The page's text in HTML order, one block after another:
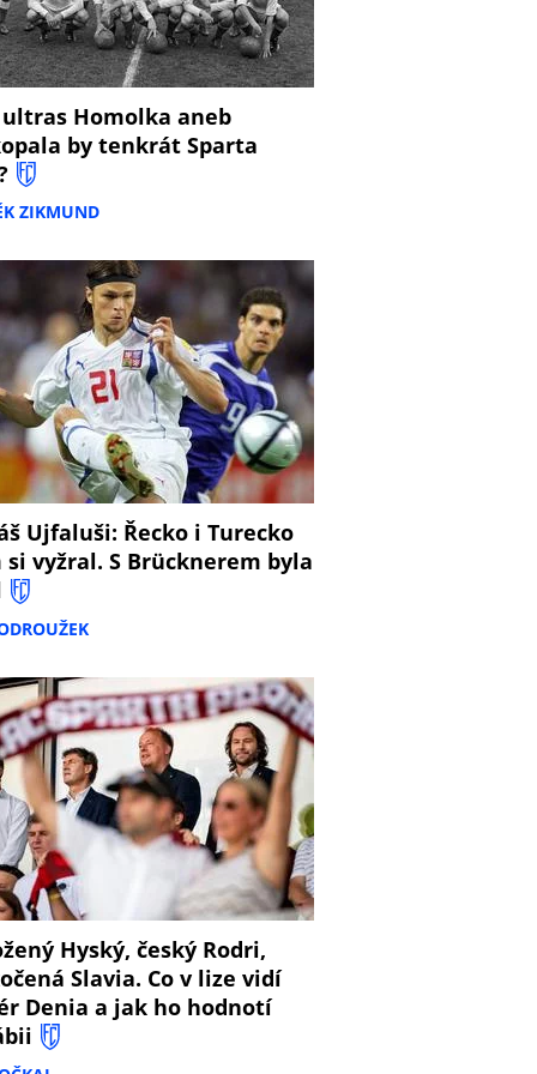
ultras Homolka aneb
by tenkrát Sparta
ZIKMUND
Ujfaluši: Řecko i Turecko
si vyžral. S Brücknerem byla
Hyský, český Rodri,
Slavia. Co v lize vidí
Denia a jak ho hodnotí
8